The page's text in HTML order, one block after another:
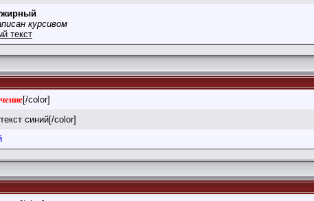
курсивом
текст
[/color]
синий[/color]